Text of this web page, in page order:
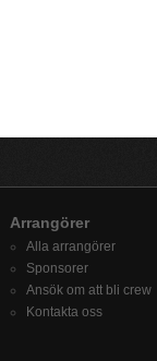
Arrangörer
Alla arrangörer
Sponsorer
Ansök om att bli crew
Kontakta oss